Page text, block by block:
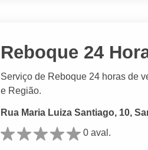
Reboque 24
Serviço de Reboque 24 horas de
e Região.
Rua Maria Luiza Santiago, 10,
0 aval.